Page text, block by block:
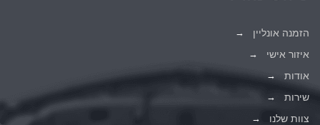
הזמנה אונליין
איזור אישי
אודות
שירות
צוות שלנו